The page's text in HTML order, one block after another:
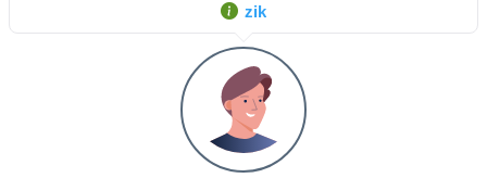
zik